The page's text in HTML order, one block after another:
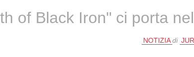
of Black Iron" ci porta
NOTIZIA di